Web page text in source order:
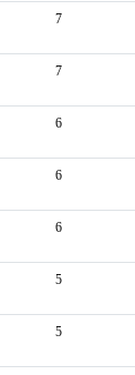
7
7
6
6
6
5
5